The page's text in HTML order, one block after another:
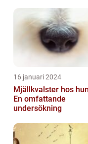
16 januari 2024
Mjällkvalster hos
En omfattande
undersökning